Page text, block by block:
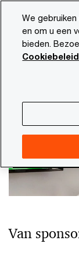
content
footer
PwC NL
Van
We
en om u een
bieden.
Cookiebeleid